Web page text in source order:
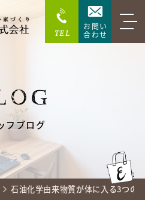
TEL
お問い
合わせ
フブログ
石油化学由来物質が体に入る3つの